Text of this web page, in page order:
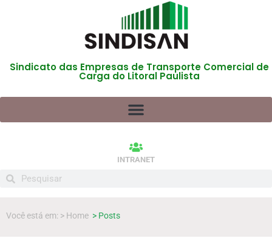
Sindicato das Empresas de Transporte Comercial de
Carga do Litoral Paulista
INTRANET
Você está em: > Home > Posts